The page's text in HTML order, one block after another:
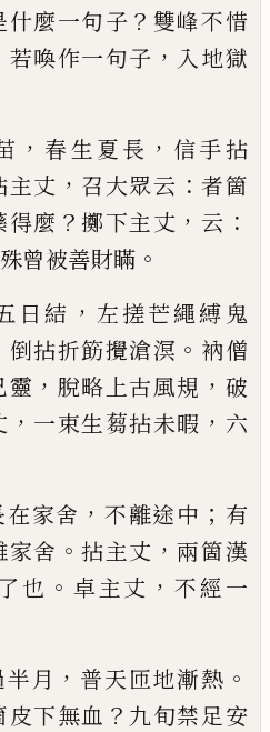
什麼一句子 ？ 雙峰不惜
若喚作一句子 ， 入地獄
， 春生夏長 ， 信手拈
主丈 ， 召大眾云 ：者箇
得麼 ？ 擲下主丈 ， 云 ：
曾被善財瞞 。
日結 ， 左搓芒繩縛鬼
倒拈折筯攪滄溟 。 衲僧
靈 ， 脫略上古風規 ， 破
， 一束生蒭拈未暇 ， 六
家舍 ， 不離途中 ； 有
家舍 。拈主丈 ，兩箇漢
也 。 卓主丈 ， 不經一
半月 ， 普天匝地漸熱 。
皮下無血 ？ 九旬禁足安